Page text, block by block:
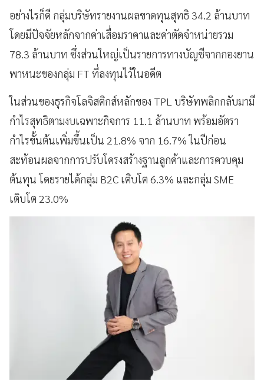
อย่างไรก็ดี กลุ่มบริษัทรายงานผลขาดทุนสุทธิ 34.2 ล้านบาท
โดยมีปัจจัยหลักจากค่าเสื่อมราคาและค่าตัดจำหน่ายรวม
78.3 ล้านบาท ซึ่งส่วนใหญ่เป็นรายการทางบัญชีจากกองยาน
พาหนะของกลุ่ม FT ที่ลงทุนไว้ในอดีต
ในส่วนของธุรกิจโลจิสติกส์หลักของ TPL บริษัทพลิกกลับมามี
กำไรสุทธิตามงบเฉพาะกิจการ 11.1 ล้านบาท พร้อมอัตรา
กำไรขั้นต้นเพิ่มขึ้นเป็น 21.8% จาก 16.7% ในปีก่อน
สะท้อนผลจากการปรับโครงสร้างฐานลูกค้าและการควบคุม
ต้นทุน โดยรายได้กลุ่ม B2C เติบโต 6.3% และกลุ่ม SME
เติบโต 23.0%